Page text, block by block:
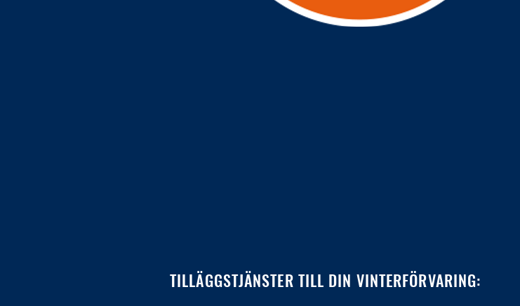
TILLÄGGSTJÄNSTER TILL DIN VINTERFÖRVARING: